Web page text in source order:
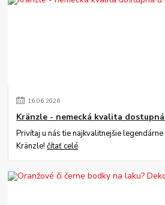
16.06.2026
Kränzle - nemecká kvalita
Privítaj u nás tie najkvalitnejšie
Kränzle!čítať celé